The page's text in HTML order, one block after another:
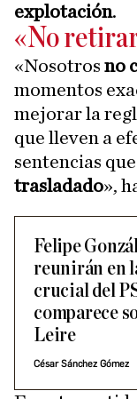
explotación.
«No
«Nosotros no
momentos
mejorar la
que lleven a
sentencias
trasladado»,
Felipe
reunirán en
crucial del
comparece
Leire
César Sánchez Gómez